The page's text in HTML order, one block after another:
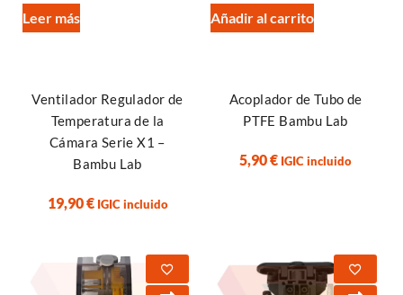
Leer más
Ventilador Regulador de
Temperatura de la
Cámara Serie X1 –
Bambu Lab
19,90€ IGIC incluido
Añadir al carrito
Acoplador de Tubo de
PTFE Bambu Lab
5,90€ IGIC incluido